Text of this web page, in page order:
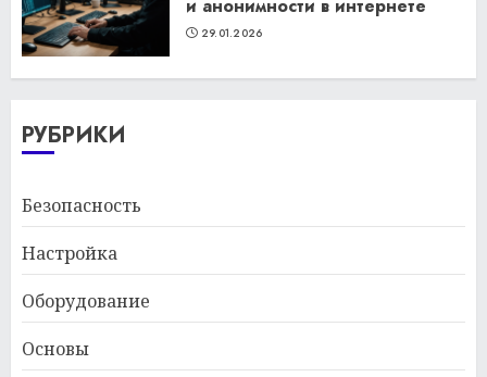
и анонимности в интернете
29.01.2026
РУБРИКИ
Безопасность
Настройка
Оборудование
Основы